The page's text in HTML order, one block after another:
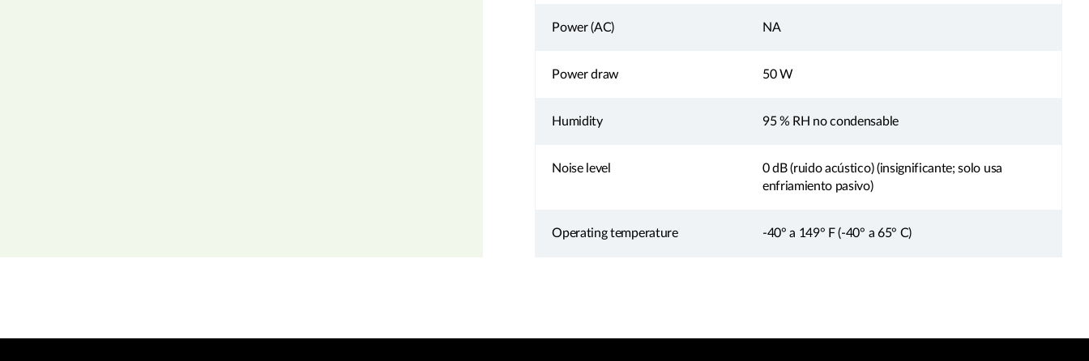
Power (AC) NA
Power draw 50 W
Humidity 95 % RH no condensable
Noise level
0 dB (ruido acústico) (insignificante; solo usa
enfriamiento pasivo)
Operating temperature -40° a 149° F (-40° a 65° C)